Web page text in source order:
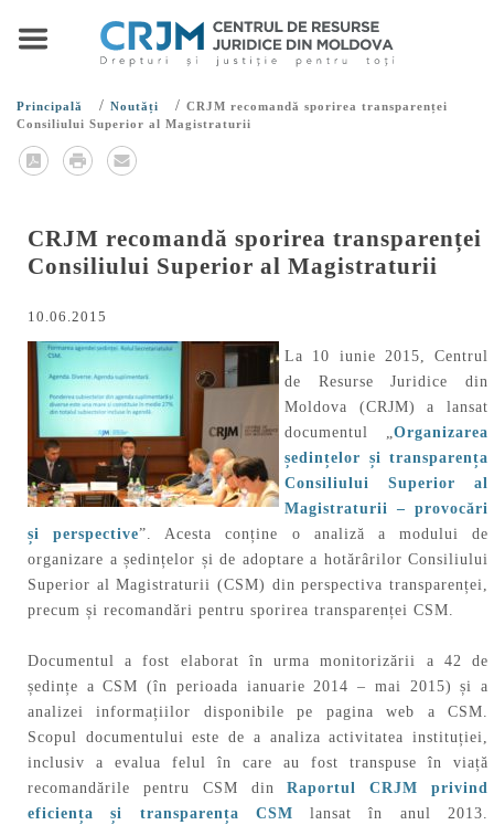
Principală / Noutăți / CRJM recomandă sporirea transparenței
Consiliului Superior al Magistraturii
CRJM recomandă sporirea transparenței
Consiliului Superior al Magistraturii
10.06.2015
La 10 iunie 2015, Centrul
de Resurse Juridice din
Moldova (CRJM) a lansat
documentul „ Organizarea
ședințelor și transparența
Consiliului Superior al
Magistraturii – provocări
și perspective”. Acesta conține o analiză a modului de
organizare a ședințelor și de adoptare a hotărârilor Consiliului
Superior al Magistraturii (CSM) din perspectiva transparenței,
precum și recomandări pentru sporirea transparenței CSM.
Documentul a fost elaborat în urma monitorizării a 42 de
ședințe a CSM (în perioada ianuarie 2014 – mai 2015) și a
analizei informațiilor disponibile pe pagina web a CSM.
Scopul documentului este de a analiza activitatea instituției,
inclusiv a evalua felul în care au fost transpuse în viață
recomandările pentru CSM dinRaportul CRJM privind
eficiența și transparența CSM lansat în anul 2013.